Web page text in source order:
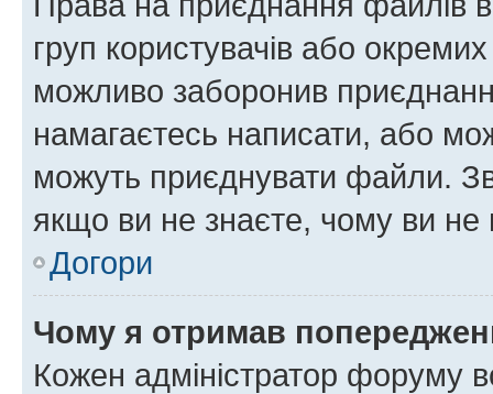
груп користувачів або
можливо заборонив
намагаєтесь написати, або
можуть приєднувати файли.
якщо ви не знаєте, чому ви
Догори
Чому я отримав
Кожен адміністратор форуму